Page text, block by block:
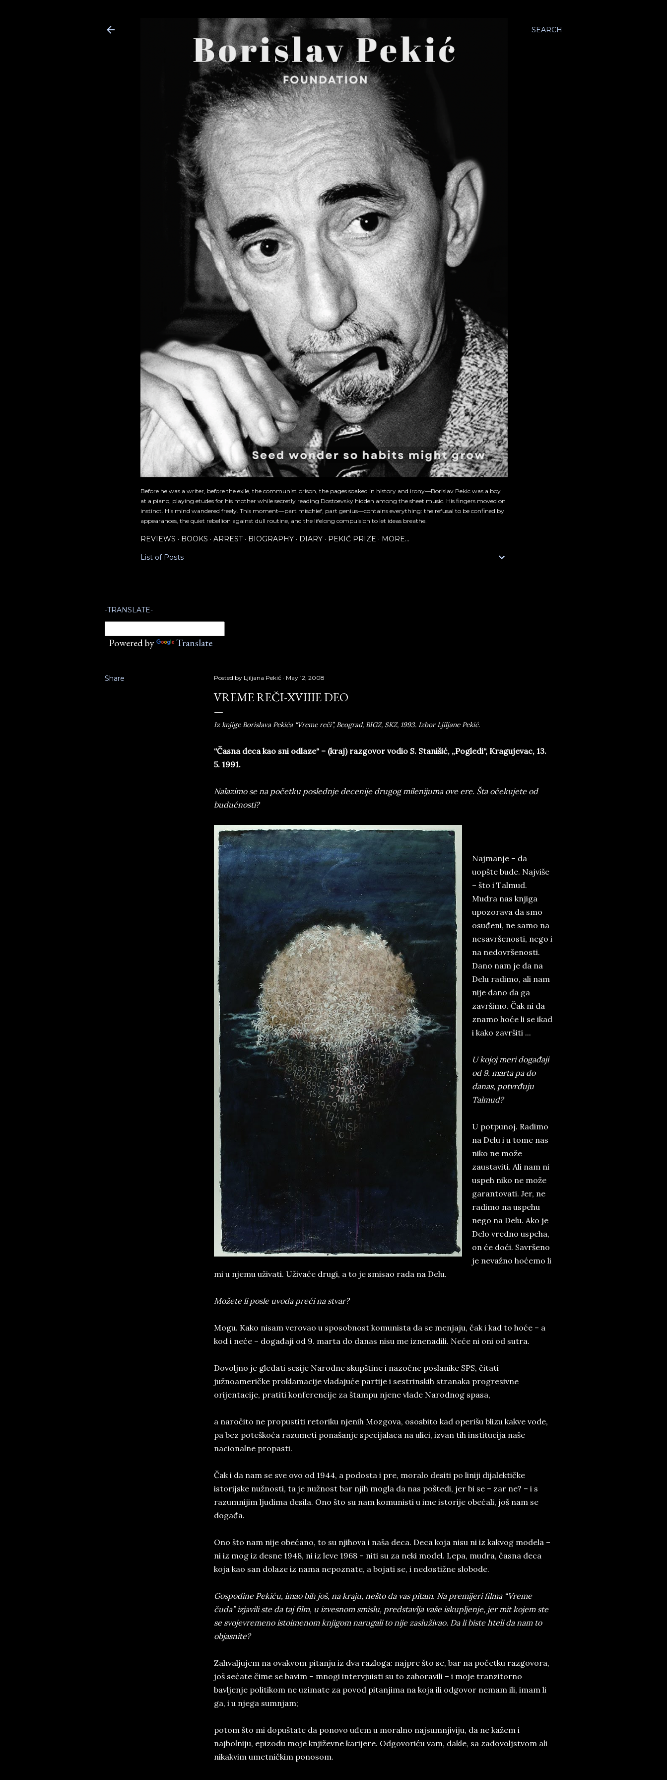
SEARCH
Before he was a writer, before the exile, the communist prison, the pages soaked in history and irony—Borislav Pekic was a boy
at a piano, playing etudes for his mother while secretly reading Dostoevsky hidden among the sheet music. His fingers moved on
instinct. His mind wandered freely. This moment—part mischief, part genius—contains everything: the refusal to be confined by
appearances, the quiet rebellion against dull routine, and the lifelong compulsion to let ideas breathe.
REVIEWS BOOKS ARREST BIOGRAPHY DIARY PEKIĆ PRIZE MORE…
List of Posts
-TRANSLATE-
Powered by Translate
Share Posted by Ljiljana Pekić May 12, 2008
VREME REČI-XVIIIE DEO
Iz knjige Borislava Pekića “Vreme reči”, Beograd, BIGZ, SKZ, 1993. Izbor Ljiljane Pekić.
“Časna deca kao sni odlaze“ – (kraj) razgovor vodio S. Stanišić, „Pogledi“, Kragujevac, 13.
5. 1991.
Nalazimo se na početku poslednje decenije drugog milenijuma ove ere. Šta očekujete od
budućnosti?
Najmanje – da
uopšte bude. Najviše
– što i Talmud.
Mudra nas knjiga
upozorava da smo
osuđeni, ne samo na
nesavršenosti, nego i
na nedovršenosti.
Dano nam je da na
Delu radimo, ali nam
nije dano da ga
završimo. Čak ni da
znamo hoće li se ikad
i kako završiti ...
U kojoj meri događaji
od 9. marta pa do
danas, potvrđuju
Talmud?
U potpunoj. Radimo
na Delu i u tome nas
niko ne može
zaustaviti. Ali nam ni
uspeh niko ne može
garantovati. Jer, ne
radimo na uspehu
nego na Delu. Ako je
Delo vredno uspeha,
on će doći. Savršeno
je nevažno hoćemo li
mi u njemu uživati. Uživaće drugi, a to je smisao rada na Delu.
Možete li posle uvoda preći na stvar?
Mogu. Kako nisam verovao u sposobnost komunista da se menjaju, čak i kad to hoće – a
kod i neće – događaji od 9. marta do danas nisu me iznenadili. Neće ni oni od sutra.
Dovoljno je gledati sesije Narodne skupštine i nazočne poslanike SPS, čitati
južnoameričke proklamacije vladajuće partije i sestrinskih stranaka progresivne
orijentacije, pratiti konferencije za štampu njene vlade Narodnog spasa,
a naročito ne propustiti retoriku njenih Mozgova, ososbito kad operišu blizu kakve vode,
pa bez poteškoća razumeti ponašanje specijalaca na ulici, izvan tih institucija naše
nacionalne propasti.
Čak i da nam se sve ovo od 1944, a podosta i pre, moralo desiti po liniji dijalektičke
istorijske nužnosti, ta je nužnost bar njih mogla da nas poštedi, jer bi se – zar ne? – i s
razumnijim ljudima desila. Ono što su nam komunisti u ime istorije obećali, još nam se
događa.
Ono što nam nije obećano, to su njihova i naša deca. Deca koja nisu ni iz kakvog modela –
ni iz mog iz desne 1948, ni iz leve 1968 – niti su za neki model. Lepa, mudra, časna deca
koja kao san dolaze iz nama nepoznate, a bojati se, i nedostižne slobode.
Gospodine Pekiću, imao bih još, na kraju, nešto da vas pitam. Na premijeri filma “Vreme
čuda” izjavili ste da taj film, u izvesnom smislu, predstavlja vaše iskupljenje, jer mit kojem ste
se svojevremeno istoimenom knjigom narugali to nije zasluživao. Da li biste hteli da nam to
objasnite?
Zahvaljujem na ovakvom pitanju iz dva razloga: najpre što se, bar na početku razgovora,
još sećate čime se bavim – mnogi intervjuisti su to zaboravili – i moje tranzitorno
bavljenje politikom ne uzimate za povod pitanjima na koja ili odgovor nemam ili, imam li
ga, i u njega sumnjam;
potom što mi dopuštate da ponovo uđem u moralno najsumnjiviju, da ne kažem i
najbolniju, epizodu moje književne karijere. Odgovoriću vam, dakle, sa zadovoljstvom ali
nikakvim umetničkim ponosom.